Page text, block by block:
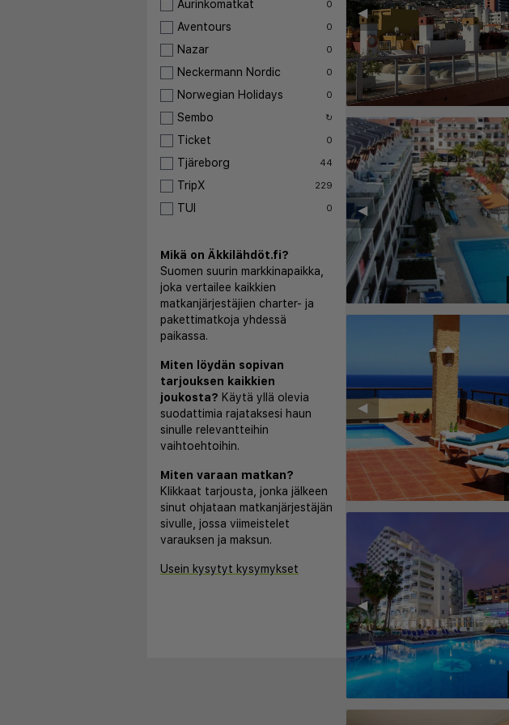
Aurinkomatkat 0
Aventours 0
Nazar 0
Neckermann Nordic 0
Norwegian Holidays 0
Sembo ↻
Ticket 0
Tjäreborg 44
TripX 229
TUI 0
Mikä on Äkkilähdöt.fi?
Suomen suurin markkinapaikka,
joka vertailee kaikkien
matkanjärjestäjien charter- ja
pakettimatkoja yhdessä
paikassa.
Miten löydän sopivan
tarjouksen kaikkien
joukosta? Käytä yllä olevia
suodattimia rajataksesi haun
sinulle relevantteihin
vaihtoehtoihin.
Miten varaan matkan?
Klikkaat tarjousta, jonka jälkeen
sinut ohjataan matkanjärjestäjän
sivulle, jossa viimeistelet
varauksen ja maksun.
Usein kysytyt kysymykset
◀︎
◀︎
◀︎
◀︎